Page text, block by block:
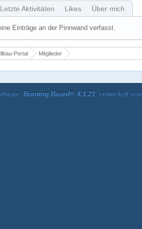
Letzte Aktivitäten Likes Über mich
Einträge an der Pinnwand verfasst.
Portal Mitglieder
Burning Board® 4.1.21, entwickelt von